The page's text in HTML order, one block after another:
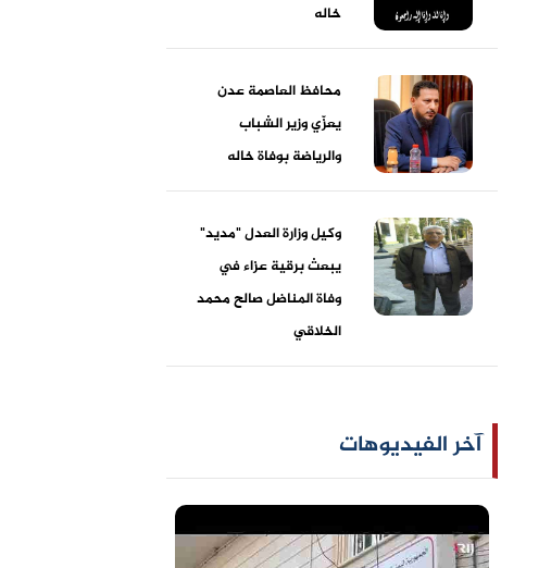
خاله
محافظ العاصمة عدن
يعزّي وزير الشباب
والرياضة بوفاة خاله
وكيل وزارة العدل "مديد"
يبعث برقية عزاء في
وفاة المناضل صالح محمد
الخلاقي
آخر الفيديوهات